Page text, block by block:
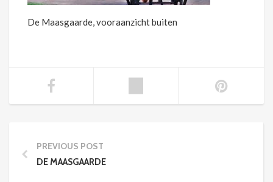
De Maasgaarde, vooraanzicht buiten
PREVIOUS POST
DE MAASGAARDE